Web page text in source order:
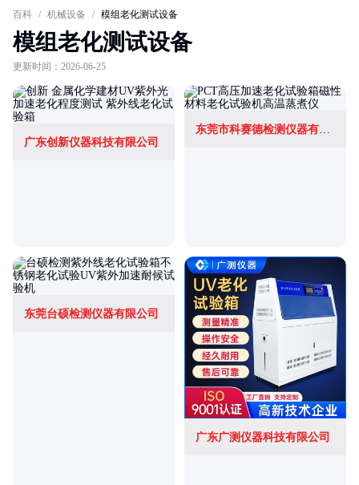
百科 / 机械设备 / 模组老化测试设备
模组老化测试设备
更新时间：2026-06-25
广东创新仪器科技有限公司
东莞市科赛德检测仪器有限公司
东莞台硕检测仪器有限公司
广东广测仪器科技有限公司